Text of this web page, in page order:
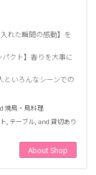
れた瞬間の感動】を
クト】香りを大事に
といろんなシーンでの
焼鳥・鳥料理
, テーブル, and貸切あり
About Shop